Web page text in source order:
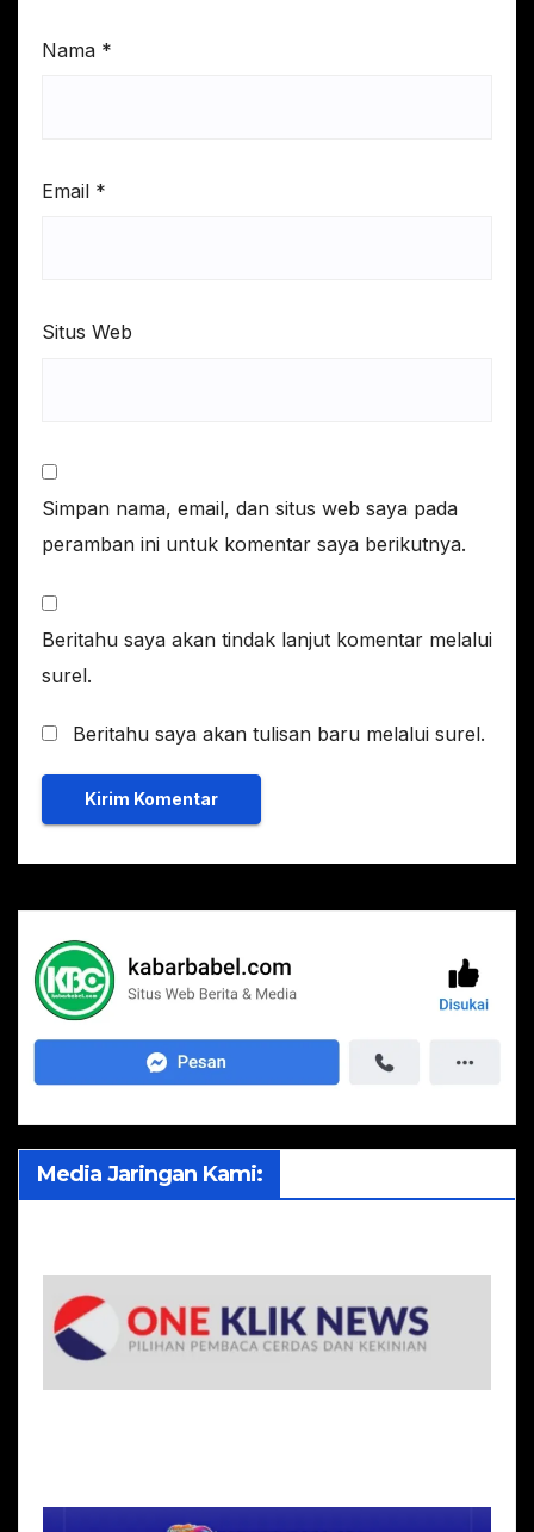
Nama *
Email *
Situs Web
Simpan nama, email, dan situs web saya pada
peramban ini untuk komentar saya berikutnya.
Beritahu saya akan tindak lanjut komentar melalui
surel.
Beritahu saya akan tulisan baru melalui surel.
Media Jaringan Kami: